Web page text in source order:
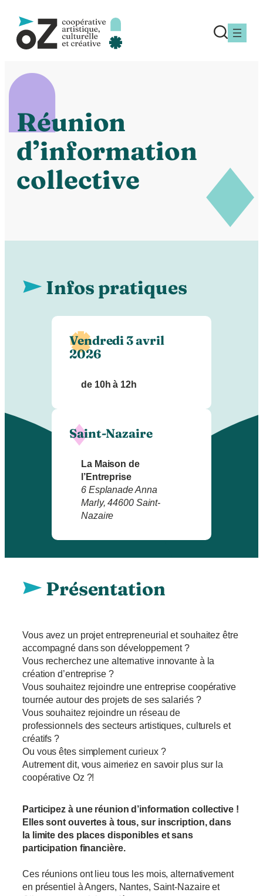
contenu
Réunion
d’information
collective
C
O
Infos pratiques
Vendredi 3 avril
2026
de 10h à 12h
Saint-Nazaire
La Maison de
l’Entreprise
6 Esplanade Anna
Marly, 44600 Saint-
Nazaire
Présentation
Vous avez un projet entrepreneurial et souhaitez être
accompagné dans son développement ?
Vous recherchez une alternative innovante à la
création d’entreprise ?
Vous souhaitez rejoindre une entreprise coopérative
tournée autour des projets de ses salariés ?
Vous souhaitez rejoindre un réseau de
professionnels des secteurs artistiques, culturels et
créatifs ?
Ou vous êtes simplement curieux ?
Autrement dit, vous aimeriez en savoir plus sur la
coopérative Oz ?!
Participez à une réunion d’information collective !
Elles sont ouvertes à tous, sur inscription, dans
la limite des places disponibles et sans
participation financière.
Ces réunions ont lieu tous les mois, alternativement
en présentiel à Angers, Nantes, Saint-Nazaire et